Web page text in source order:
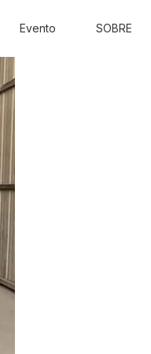
Evento SOBRE